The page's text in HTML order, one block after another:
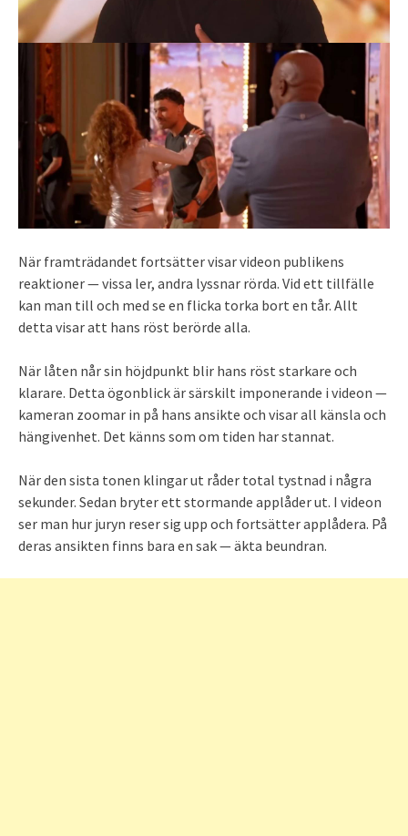
När framträdandet fortsätter visar videon publikens
reaktioner — vissa ler, andra lyssnar rörda. Vid ett tillfälle
kan man till och med se en flicka torka bort en tår. Allt
detta visar att hans röst berörde alla.
När låten når sin höjdpunkt blir hans röst starkare och
klarare. Detta ögonblick är särskilt imponerande i videon —
kameran zoomar in på hans ansikte och visar all känsla och
hängivenhet. Det känns som om tiden har stannat.
När den sista tonen klingar ut råder total tystnad i några
sekunder. Sedan bryter ett stormande applåder ut. I videon
ser man hur juryn reser sig upp och fortsätter applådera. På
deras ansikten finns bara en sak — äkta beundran.